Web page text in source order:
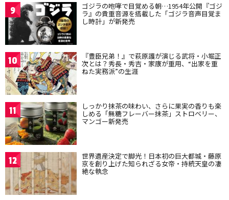
9 ゴジラの咆哮で目覚める朝…1954年公開『ゴジ
ラ』の貴重音源を搭載した「ゴジラ音声目覚ま
し時計」が新発売
10 『豊臣兄弟！』で萩原護が演じる武将・小堀正
次とは？秀長・秀吉・家康が重用、“出家を重
ねた実務派”の生涯
11 しっかり抹茶の味わい、さらに果実の香りも楽
しめる「無糖フレーバー抹茶」ストロベリー、
マンゴー新発売
12 世界遺産決定で脚光！日本初の巨大都城・藤原
京を創り上げた知られざる女帝・持統天皇の凄
絶な執念